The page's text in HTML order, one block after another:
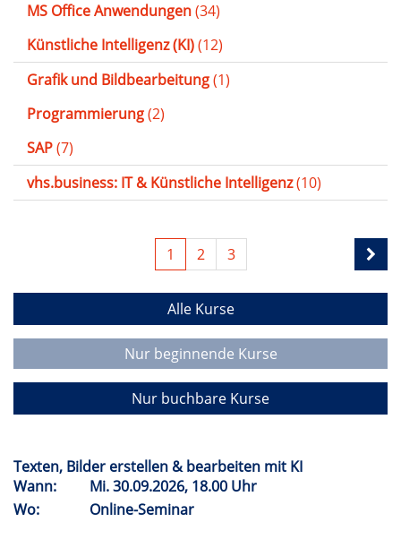
MS Office Anwendungen(34)
Künstliche Intelligenz (KI)(12)
Grafik und Bildbearbeitung(1)
Programmierung(2)
SAP(7)
vhs.business: IT & Künstliche Intelligenz(10)
1 2 3
Alle Kurse
Nur beginnende Kurse
Nur buchbare Kurse
Texten, Bilder erstellen & bearbeiten mit KI
Wann:
Mi.30.09.2026, 18.00 Uhr
Wo:
Online-Seminar